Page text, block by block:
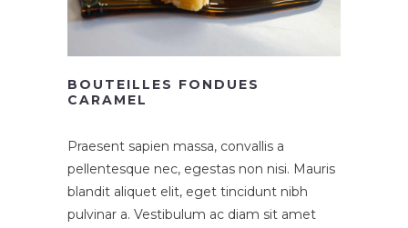
BOUTEILLES FONDUES
CARAMEL
Praesent sapien massa, convallis a
pellentesque nec, egestas non nisi. Mauris
blandit aliquet elit, eget tincidunt nibh
pulvinar a. Vestibulum ac diam sit amet